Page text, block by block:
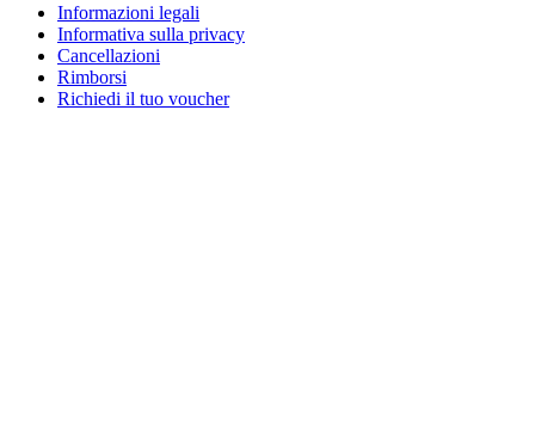
Informazioni legali
Informativa sulla privacy
Cancellazioni
Rimborsi
Richiedi il tuo voucher